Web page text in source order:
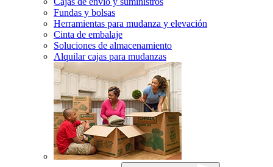
Fundas y bolsas
Herramientas para mudanza y elevación
Cinta de embalaje
Soluciones de almacenamiento
Alquilar cajas para mudanzas